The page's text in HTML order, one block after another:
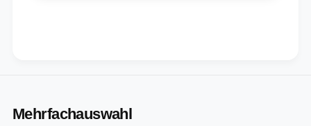
Mehrfachauswahl